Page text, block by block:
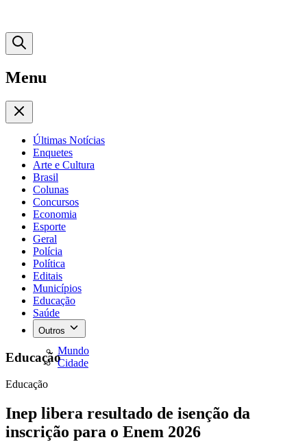
Menu
Últimas Notícias
Enquetes
Arte e Cultura
Brasil
Colunas
Concursos
Economia
Esporte
Geral
Polícia
Política
Editais
Municípios
Educação
Saúde
Outros
Mundo
Cidade
Educação
Educação
Inep libera resultado de isenção da
inscrição para o Enem 2026